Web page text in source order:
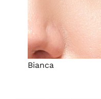
Bianca